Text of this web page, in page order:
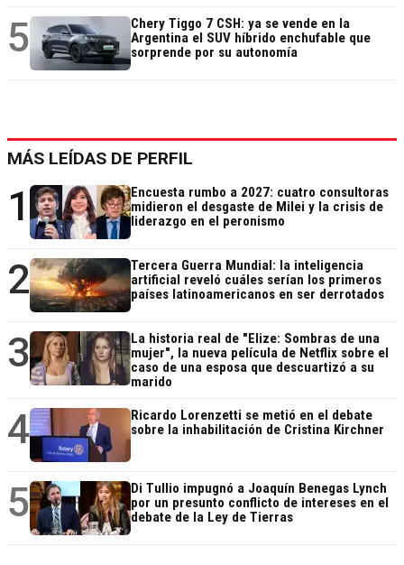
5
Chery Tiggo 7 CSH: ya se vende en la
Argentina el SUV híbrido enchufable que
sorprende por su autonomía
MÁS LEÍDAS DE PERFIL
1
Encuesta rumbo a 2027: cuatro consultoras
midieron el desgaste de Milei y la crisis de
liderazgo en el peronismo
2
Tercera Guerra Mundial: la inteligencia
artificial reveló cuáles serían los primeros
países latinoamericanos en ser derrotados
3
La historia real de "Elize: Sombras de una
mujer", la nueva película de Netflix sobre el
caso de una esposa que descuartizó a su
marido
4
Ricardo Lorenzetti se metió en el debate
sobre la inhabilitación de Cristina Kirchner
5
Di Tullio impugnó a Joaquín Benegas Lynch
por un presunto conflicto de intereses en el
debate de la Ley de Tierras